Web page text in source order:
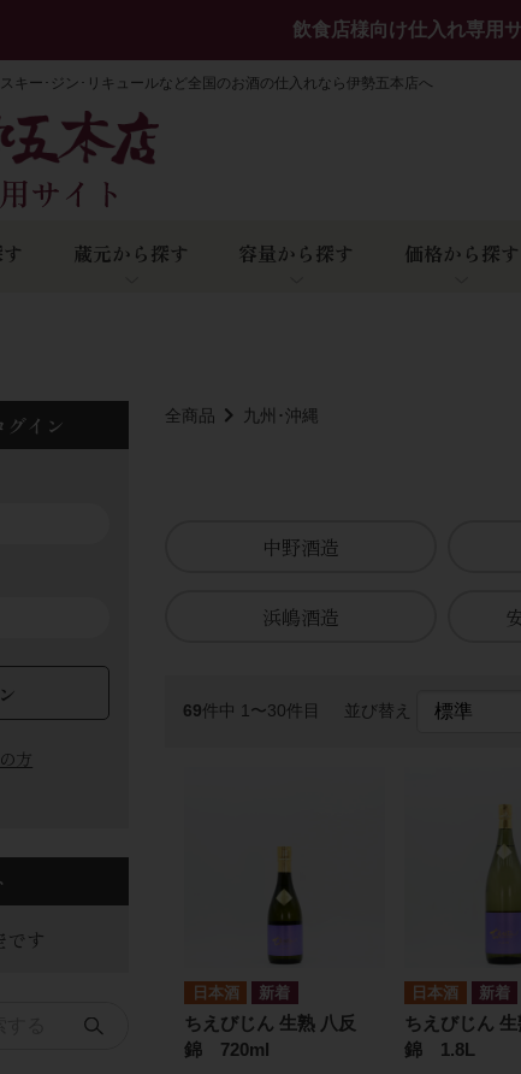
飲食店様向け仕入れ専用
キー･ジン･リキュールなど全国のお酒の仕入れなら伊勢五本店へ
蔵元から探す 容量から探す 価格から探す
全商品 九州･沖縄
中野酒造
浜嶋酒造
69件中 1〜30件目 並び替え
日本酒
ちえびじん 生熟 八反
錦 720ml
日本酒
ちえびじん 生
錦 1.8L
イン
方
です